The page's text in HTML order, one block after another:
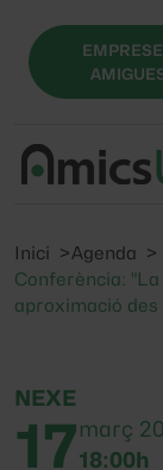
Inici
Agenda
Conferència:
aproximació
NEXE
17març
18:00h